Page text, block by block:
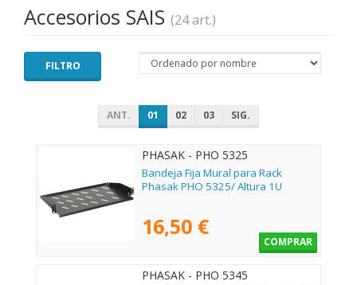
Accesorios SAIS (24 art.)
FILTRO
ANT. 01 02 03 SIG.
PHASAK - PHO 5325
Bandeja Fija Mural para Rack
Phasak PHO 5325/ Altura 1U
16,50 €
COMPRAR
PHASAK - PHO 5345